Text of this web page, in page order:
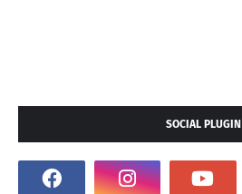
SOCIAL PLUGIN